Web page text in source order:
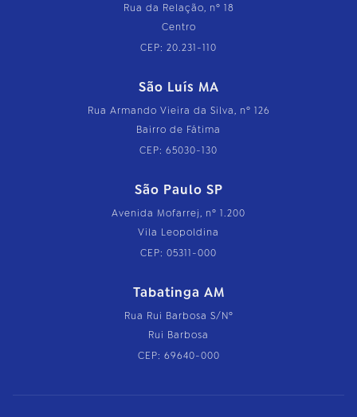
Rua da Relação, nº 18
Centro
CEP: 20.231-110
São Luís MA
Rua Armando Vieira da Silva, nº 126
Bairro de Fátima
CEP: 65030-130
São Paulo SP
Avenida Mofarrej, nº 1.200
Vila Leopoldina
CEP: 05311-000
Tabatinga AM
Rua Rui Barbosa S/Nº
Rui Barbosa
CEP: 69640-000